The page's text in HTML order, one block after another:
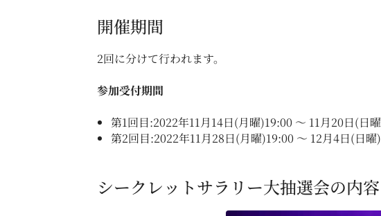
開催期間
2回に分けて行われます。
参加受付期間
第1回目:2022年11月14日(月曜)19:00 ～ 11月20日(日
第2回目:2022年11月28日(月曜)19:00 ～ 12月4日(日曜
シークレットサラリー大抽選会の内容